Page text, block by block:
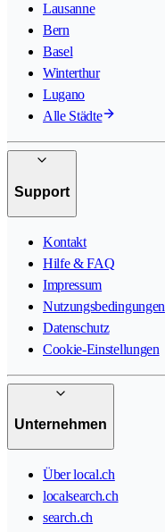
Lausanne
Bern
Basel
Winterthur
Lugano
Alle Städte
Support
Kontakt
Hilfe & FAQ
Impressum
Nutzungsbedingungen
Datenschutz
Cookie-Einstellungen
Unternehmen
Über local.ch
localsearch.ch
search.ch